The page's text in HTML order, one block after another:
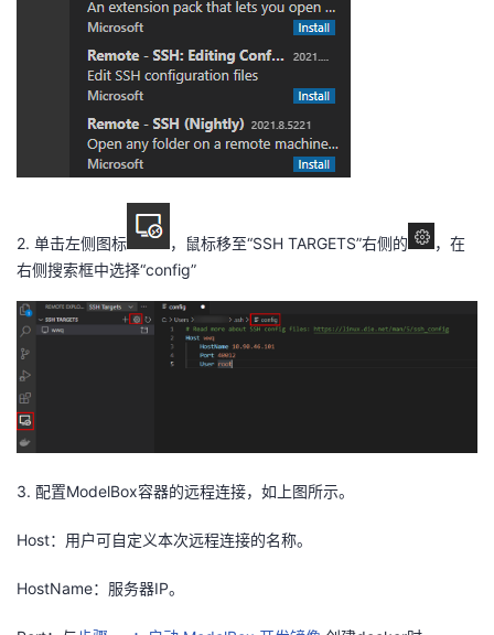
2. 单击左侧图标 ，鼠标移至“SSH TARGETS”右侧的
，在
右侧搜索框中选择“config”
3. 配置ModelBox容器的远程连接，如 上图所示。
Host：用户可自定义本次远程连接的名称。
HostName：服务器IP。